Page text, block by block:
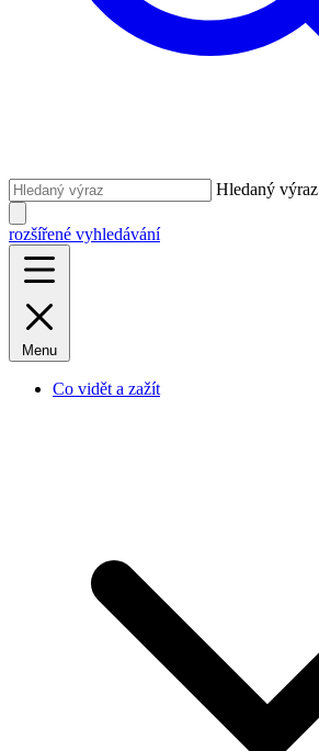
Hledaný výraz
rozšířené vyhledávání
Menu
Co vidět a zažít